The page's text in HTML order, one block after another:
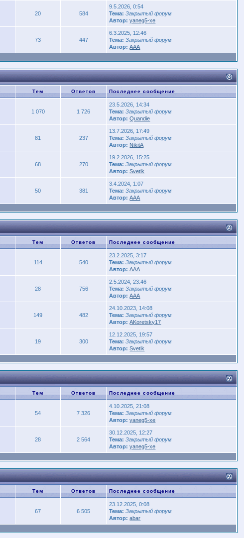
20 584
9.5.2026, 0:54
Тема: Закрытый форум
Автор: yaneg5-xe
73 447
6.3.2025, 12:46
Тема: Закрытый форум
Автор: AAA
Тем Ответов Последнее сообщение
1 070 1 726
23.5.2026, 14:34
Тема: Закрытый форум
Автор: Quandie
81 237
13.7.2026, 17:49
Тема: Закрытый форум
Автор: NikitA
68 270
19.2.2026, 15:25
Тема: Закрытый форум
Автор: Svetik
50 381
3.4.2024, 1:07
Тема: Закрытый форум
Автор: AAA
Тем Ответов Последнее сообщение
114 540
23.2.2025, 3:17
Тема: Закрытый форум
Автор: AAA
28 756
2.5.2024, 23:46
Тема: Закрытый форум
Автор: AAA
149 482
24.10.2023, 14:08
Тема: Закрытый форум
Автор: AKoretsky17
19 300
12.12.2025, 19:57
Тема: Закрытый форум
Автор: Svetik
Тем Ответов Последнее сообщение
54 7 326
4.10.2025, 21:08
Тема: Закрытый форум
Автор: yaneg5-xe
28 2 564
30.12.2025, 12:27
Тема: Закрытый форум
Автор: yaneg5-xe
Тем Ответов Последнее сообщение
67 6 505
23.12.2025, 0:08
Тема: Закрытый форум
Автор: abar